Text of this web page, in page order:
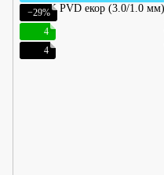
−29%
4
4